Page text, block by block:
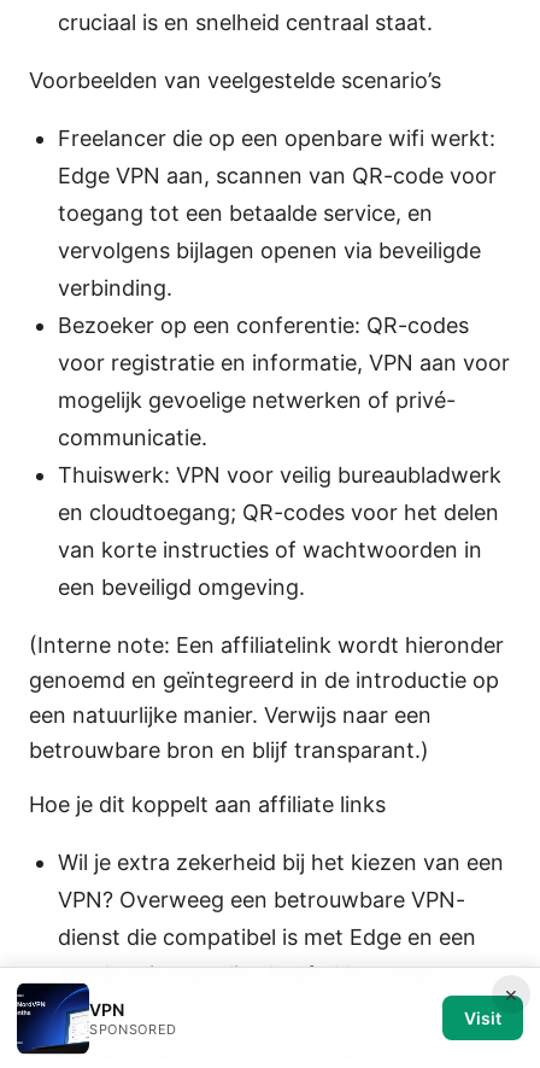
cruciaal is en snelheid centraal staat.
Voorbeelden van veelgestelde scenario’s
Freelancer die op een openbare wifi werkt:
Edge VPN aan, scannen van QR-code voor
toegang tot een betaalde service, en
vervolgens bijlagen openen via beveiligde
verbinding.
Bezoeker op een conferentie: QR-codes
voor registratie en informatie, VPN aan voor
mogelijk gevoelige netwerken of privé-
communicatie.
Thuiswerk: VPN voor veilig bureaubladwerk
en cloudtoegang; QR-codes voor het delen
van korte instructies of wachtwoorden in
een beveiligd omgeving.
(Interne note: Een affiliatelink wordt hieronder
genoemd en geïntegreerd in de introductie op
een natuurlijke manier. Verwijs naar een
betrouwbare bron en blijf transparant.)
Hoe je dit koppelt aan affiliate links
Wil je extra zekerheid bij het kiezen van een
VPN? Overweeg een betrouwbare VPN-
dienst die compatibel is met Edge en een
goede privacypolicy heeft. Voor meer
informatie en ervaringen kun je een kijkje
nemen naar NordVPN en andere
×
VPN
SPONSORED
Visit